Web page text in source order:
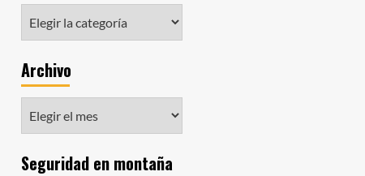
Archivo
Seguridad en montaña